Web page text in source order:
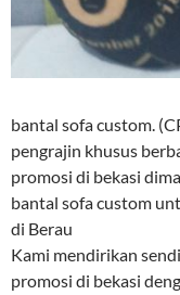
bantal sofa custom.
pengrajin khusus
promosi di bekasi
bantal sofa custom
di Berau
Kami mendirikan
promosi di bekasi